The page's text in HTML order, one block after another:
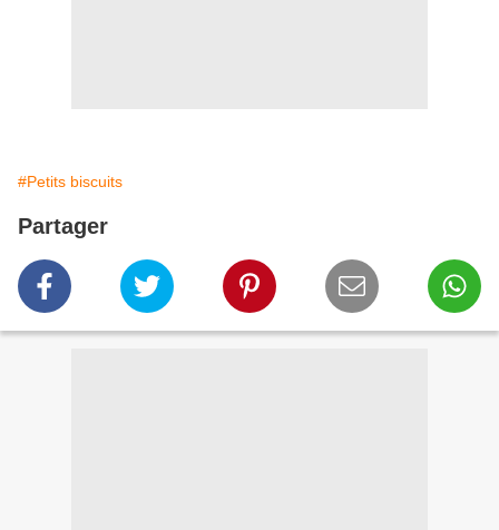
#Petits biscuits
Partager